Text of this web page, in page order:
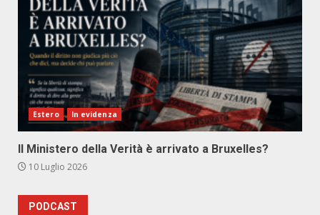
Estero In evidenza
Il Ministero della Verità è arrivato a Bruxelles?
10 Luglio 2026
PODCAST